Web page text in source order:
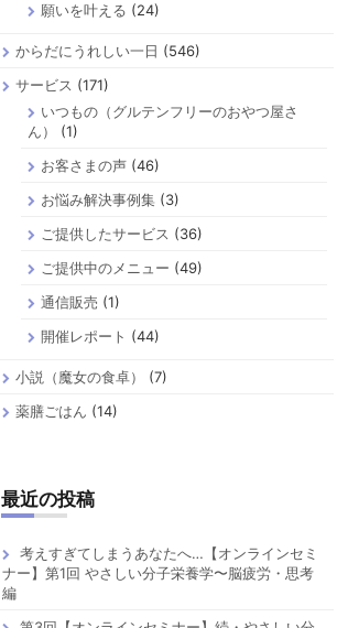
願いを叶える (24)
からだにうれしい一日 (546)
サービス (171)
いつもの（グルテンフリーのおやつ屋さ
ん）
(1)
お客さまの声(46)
お悩み解決事例集 (3)
ご提供したサービス (36)
ご提供中のメニュー (49)
通信販売 (1)
開催レポート (44)
小説（魔女の食卓）
(7)
薬膳ごはん (14)
最近の投稿
考えすぎてしまうあなたへ…【オンラインセミ
ナー】第1回 やさしい分子栄養学〜脳疲労・思考
編